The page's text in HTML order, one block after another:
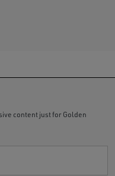
content just for Golden